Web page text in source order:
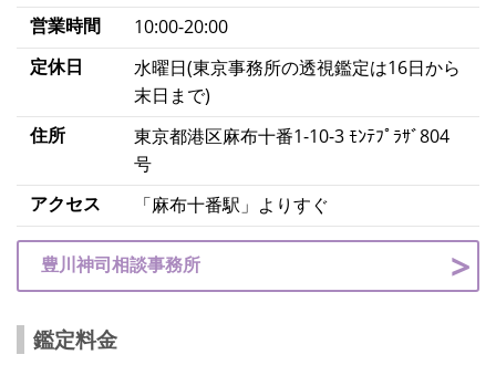
営業時間
10:00-20:00
定休日
水曜日(東京事務所の透視鑑定は16日から
末日まで)
住所
東京都港区麻布十番1-10-3 ﾓﾝﾃﾌﾟﾗｻﾞ804
号
アクセス
「麻布十番駅」よりすぐ
豊川神司相談事務所
鑑定料金